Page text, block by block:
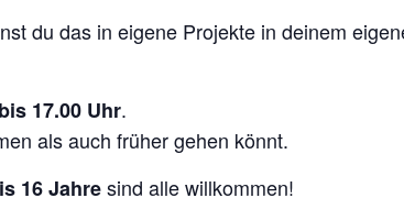
du das in eigene Projekte in deinem
17.00 Uhr.
als auch früher gehen könnt.
16 Jahresind alle willkommen!